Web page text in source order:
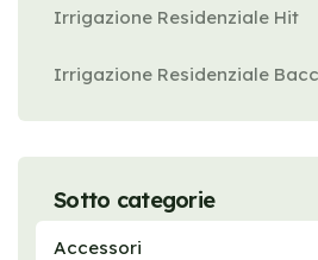
Irrigazione Residenziale Hit
Irrigazione Residenziale
Sotto categorie
Accessori